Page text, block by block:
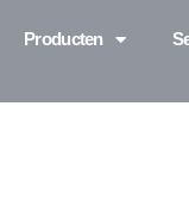
Producten